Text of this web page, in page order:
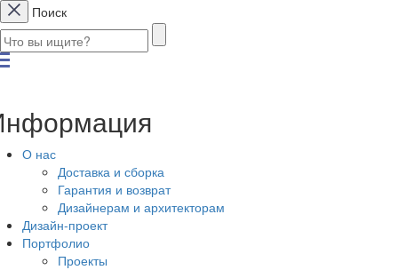
Поиск
О нас
Доставка и сборка
Гарантия и возврат
Дизайнерам и архитекторам
Дизайн-проект
Портфолио
Проекты